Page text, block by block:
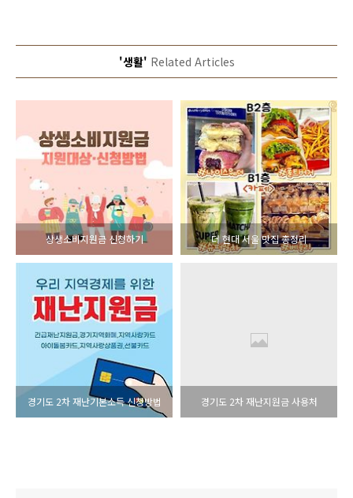
'생활' Related Articles
상생소비지원금 신청하기 더 현대 서울 맛집 총정리
경기도 2차 재난기본소득 신청방법 경기도 2차 재난지원금 사용처